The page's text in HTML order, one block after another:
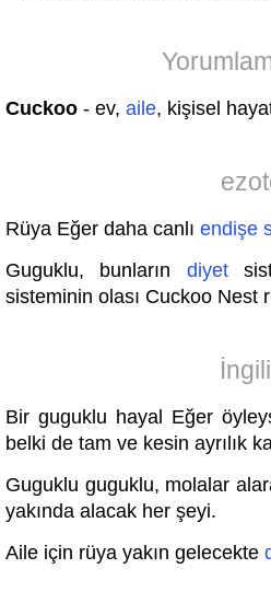
Cuckoo - ev, aile, kişisel
Rüya Eğer daha canlı endişe
Guguklu, bunların diyet
sisteminin olası Cuckoo Nest
Bir guguklu hayal Eğer
belki de tam ve kesin ayrılık
Guguklu guguklu, molalar
yakında alacak her şeyi.
Aile için rüya yakın gelecekte